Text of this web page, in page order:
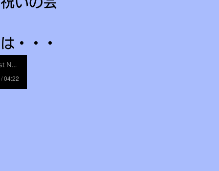
・・・
04:22